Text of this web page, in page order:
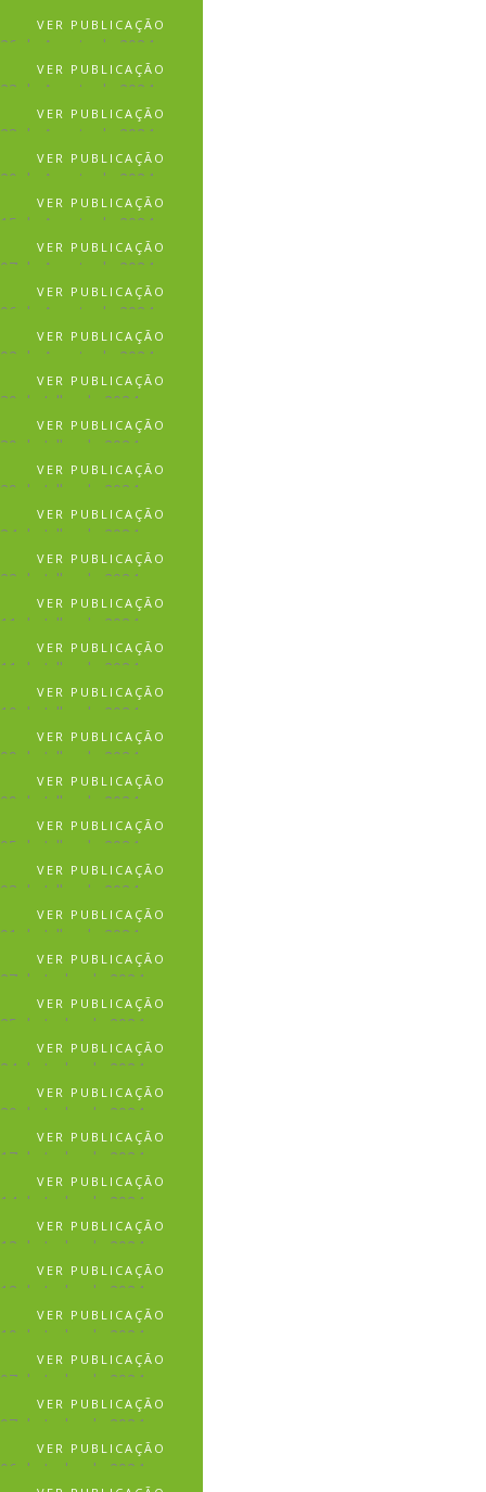
VER PUBLICAÇÃO
26 de Agosto de 2024
VER PUBLICAÇÃO
23 de Agosto de 2024
VER PUBLICAÇÃO
23 de Agosto de 2024
VER PUBLICAÇÃO
20 de Agosto de 2024
VER PUBLICAÇÃO
15 de Agosto de 2024
VER PUBLICAÇÃO
07 de Agosto de 2024
VER PUBLICAÇÃO
06 de Agosto de 2024
VER PUBLICAÇÃO
02 de Agosto de 2024
VER PUBLICAÇÃO
30 de Julho de 2024
VER PUBLICAÇÃO
30 de Julho de 2024
VER PUBLICAÇÃO
29 de Julho de 2024
VER PUBLICAÇÃO
24 de Julho de 2024
VER PUBLICAÇÃO
22 de Julho de 2024
VER PUBLICAÇÃO
11 de Julho de 2024
VER PUBLICAÇÃO
11 de Julho de 2024
VER PUBLICAÇÃO
10 de Julho de 2024
VER PUBLICAÇÃO
09 de Julho de 2024
VER PUBLICAÇÃO
09 de Julho de 2024
VER PUBLICAÇÃO
05 de Julho de 2024
VER PUBLICAÇÃO
03 de Julho de 2024
VER PUBLICAÇÃO
01 de Julho de 2024
VER PUBLICAÇÃO
27 de Junho de 2024
VER PUBLICAÇÃO
25 de Junho de 2024
VER PUBLICAÇÃO
24 de Junho de 2024
VER PUBLICAÇÃO
20 de Junho de 2024
VER PUBLICAÇÃO
17 de Junho de 2024
VER PUBLICAÇÃO
14 de Junho de 2024
VER PUBLICAÇÃO
13 de Junho de 2024
VER PUBLICAÇÃO
12 de Junho de 2024
VER PUBLICAÇÃO
10 de Junho de 2024
VER PUBLICAÇÃO
07 de Junho de 2024
VER PUBLICAÇÃO
07 de Junho de 2024
VER PUBLICAÇÃO
06 de Junho de 2024